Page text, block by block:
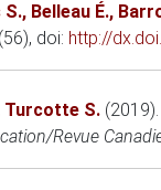
S., Belleau É.,
doi: http://
Turcotte S. (2019).
Revue